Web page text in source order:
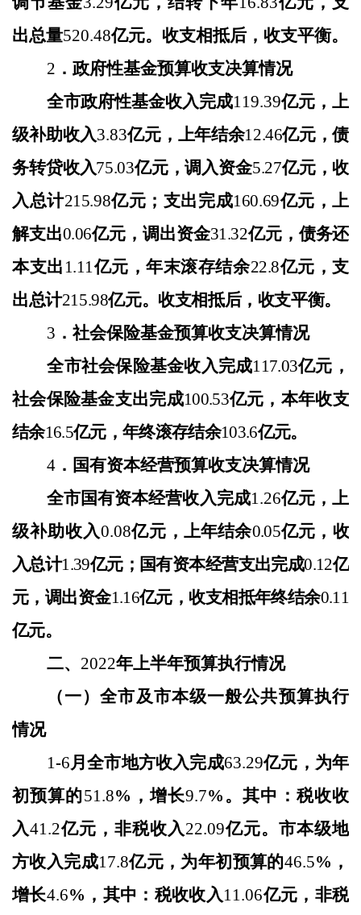
出总量520.48亿元。收支相抵后，收支平衡。
2 ．政府性基金预算收支决算情况
全市政府性基金收入完成119.39亿元，上
级补助收入3.83亿元，上年结余12.46亿元，债
务转贷收入75.03亿元，调入资金5.27亿元，收
入总计215.98亿元；支出完成160.69亿元，上
解支出0.06亿元，调出资金31.32亿元，债务还
本支出 1.11亿元，年末滚存结余22.8亿元，支
出总计215.98亿元。收支相抵后，收支平衡。
3 ．社会保险基金预算收支决算情况
全市社会保险基金收入完成117.03亿元，
社会保险基金支出完成100.53亿元，本年收支
结余16.5亿元，年终滚存结余103.6亿元。
4．国有资本经营预算收支决算情况
全市国有资本经营收入完成1.26亿元，上
级补助收入0.08亿元，上年结余0.05亿元，收
入总计1.39亿元；国有资本经营支出完成0.12亿
元，调出资金1.16亿元，收支相抵年终结余0.11
亿元。
二、 2022年上半年预算执行情况
（一）全市及市本级一般公共预算执行
情况
1-6月全市地方收入完成63.29亿元，为年
初预算的51.8%，增长9.7%。其中：税收收
入41.2亿元，非税收入22.09亿元。市本级地
方收入完成17.8亿元，为年初预算的46.5%，
增长4.6%，其中：税收收入11.06亿元，非税